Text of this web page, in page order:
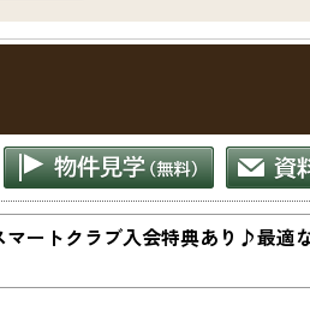
ートクラブ入会特典あり♪最適